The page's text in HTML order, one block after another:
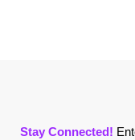
Stay Connected!